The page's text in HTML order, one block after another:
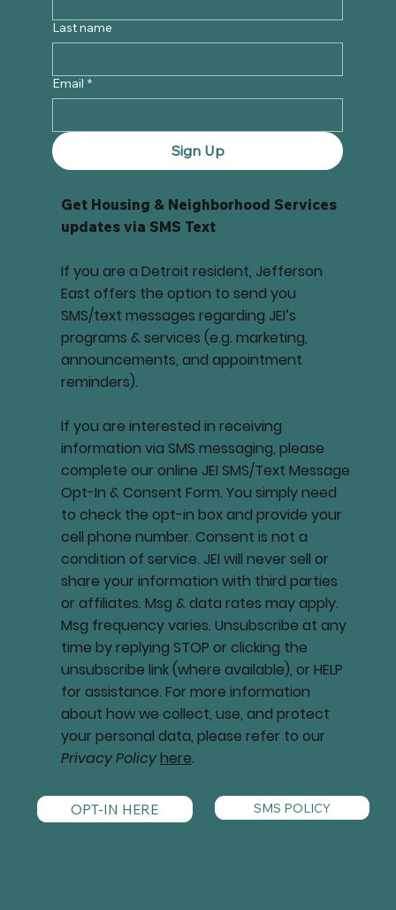
Last name
Email *
Sign Up
Get Housing & Neighborhood Services
updates via SMS Text
If you are a Detroit resident, Jefferson
East offers the option to send you
SMS/text messages regarding JEI’s
programs & services (e.g. marketing,
announcements, and appointment
reminders).
If you are interested in receiving
information via SMS messaging, please
complete our online JEI SMS/Text Message
Opt-In & Consent Form. You simply need
to check the opt-in box and provide your
cell phone number. Consent is not a
condition of service. JEI will never sell or
share your information with third parties
or affiliates. Msg & data rates may apply.
Msg frequency varies. Unsubscribe at any
time by replying STOP or clicking the
unsubscribe link (where available), or HELP
for assistance. For more information
about how we collect, use, and protect
your personal data, please refer to our
Privacy Policyhere.
OPT-IN HERE SMS POLICY